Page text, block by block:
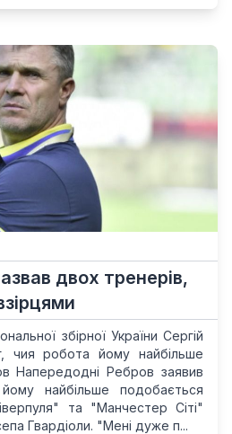
двох тренерів,
збірної України Сергій
чия робота йому найбільше
Напередодні Ребров заявив
найбільше подобається
та "Манчестер Сіті"
Гвардіоли. "Мені дуже п...